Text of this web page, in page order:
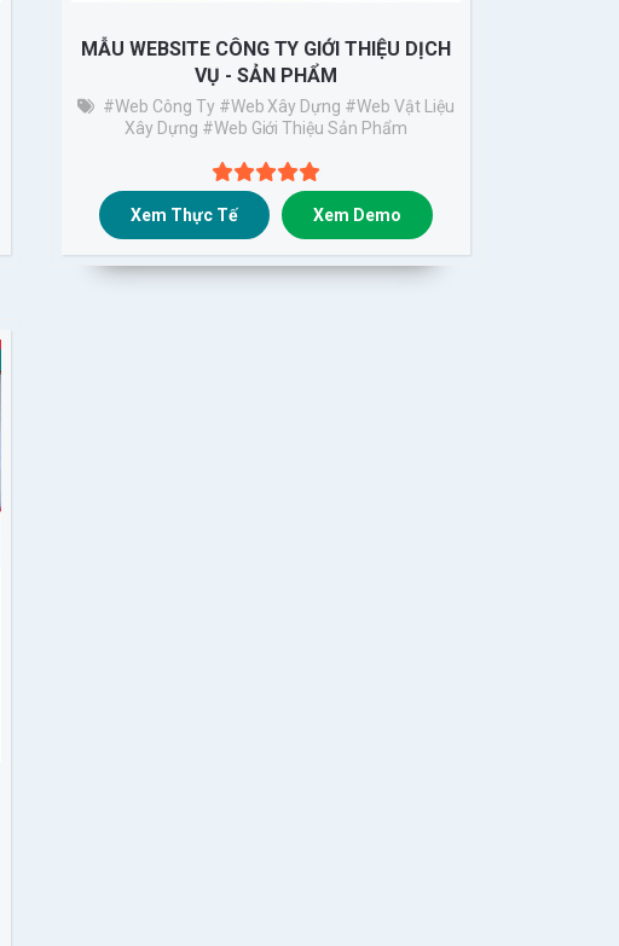
MẪU WEBSITE CÔNG TY GIỚI THIỆU DỊCH
VỤ - SẢN PHẨM
#Web Công Ty #web Xây Dựng #web Vật Liệu
Xây Dựng #web Giới Thiệu Sản Phẩm
Xem Thực Tế Xem Demo